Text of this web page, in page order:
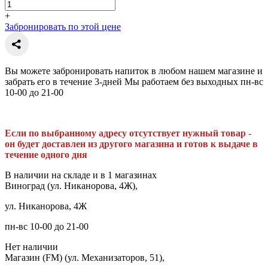
+
Забронировать по этой цене
Вы можете забронировать напиток в любом нашем магазине и
забрать его в течение 3-дней Мы работаем без выходных пн-вс
10-00 до 21-00
Если по выбранному адресу отсутствует нужный товар -
он будет доставлен из другого магазина и готов к выдаче в
течение одного дня
В наличии на складе и в 1 магазинах
Виноград (ул. Никанорова, 4Ж),
ул. Никанорова, 4Ж
пн-вс 10-00 до 21-00
Нет наличии
Магазин (FM) (ул. Механизаторов, 51),